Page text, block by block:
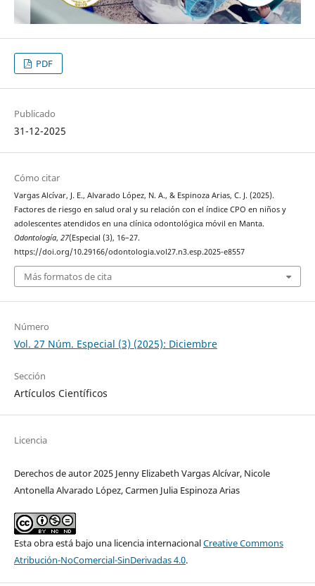
PDF
Publicado
31-12-2025
Cómo citar
Vargas Alcívar, J. E., Alvarado López, N. A., & Espinoza Arias, C. J. (2025).
Factores de riesgo en salud oral y su relación con el índice CPO en niños y
adolescentes atendidos en una clínica odontológica móvil en Manta.
Odontología, 27(Especial (3), 16–27.
https://doi.org/10.29166/odontologia.vol27.n3.esp.2025-e8557
Más formatos de cita
Número
Vol. 27 Núm. Especial (3) (2025): Diciembre
Sección
Artículos Científicos
Licencia
Derechos de autor 2025 Jenny Elizabeth Vargas Alcívar, Nicole
Antonella Alvarado López, Carmen Julia Espinoza Arias
Esta obra está bajo una licencia internacionalCreative Commons
Atribución-NoComercial-SinDerivadas 4.0.